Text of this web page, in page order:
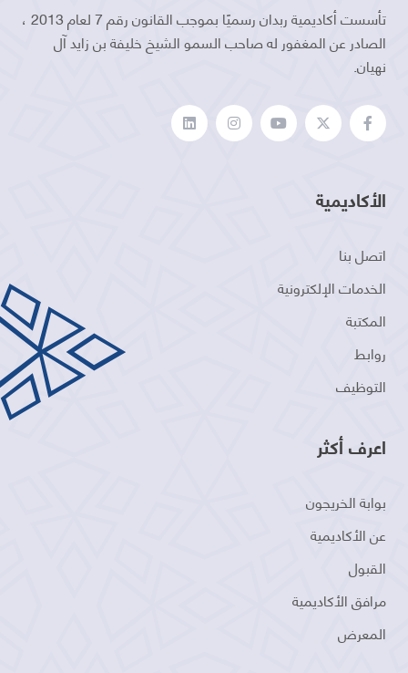
تأسست أكاديمية ربدان رسميًا بموجب القانون رقم 7 لعام 2013 ،
الصادر عن المغفور له صاحب السمو الشيخ خليفة بن زايد آل
نهيان.
الأكاديمية
اتصل بنا
الخدمات الإلكترونية
المكتبة
روابط
التوظيف
اعرف أكثر
بوابة الخريجون
عن الأكاديمية
القبول
مرافق الأكاديمية
المعرض